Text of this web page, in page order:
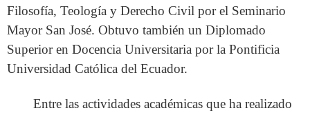
Filosofía, Teología y Derecho Civil por el Seminario
Mayor San José. Obtuvo también un Diplomado
Superior en Docencia Universitaria por la Pontificia
Universidad Católica del Ecuador.
Entre las actividades académicas que ha realizado